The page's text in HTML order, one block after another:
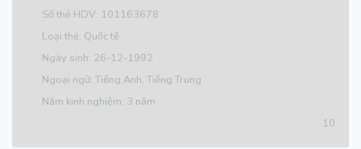
Số thẻ HDV: 101163678
Loại thẻ: Quốc tế
Ngày sinh: 26-12-1992
Ngoại ngữ: Tiếng Anh, Tiếng Trung
Năm kinh nghiệm: 3 năm
10